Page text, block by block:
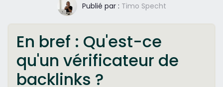
Publié par : Timo Specht
En bref : Qu'est-ce
qu'un vérificateur de
backlinks ?